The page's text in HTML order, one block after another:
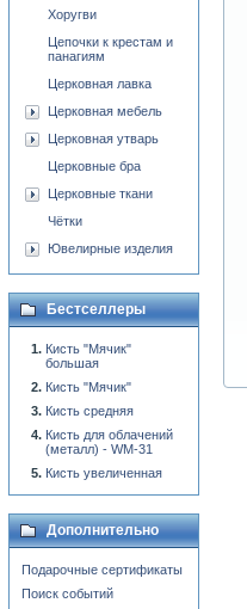
Хоругви
Цепочки к крестам и
панагиям
Церковная лавка
Церковная мебель
Церковная утварь
Церковные бра
Церковные ткани
Чётки
Ювелирные изделия
Бестселлеры
Кисть "Мячик"
большая
Кисть "Мячик"
Кисть средняя
Кисть для облачений
(металл) - WM-31
Кисть увеличенная
Дополнительно
Подарочные сертификаты
Поиск событий